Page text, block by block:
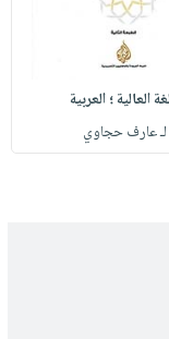
العالية ؛ العربية
لـ عارف حجاوي